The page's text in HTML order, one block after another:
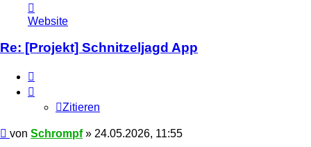
von
Schrompf
Website
Re: [Projekt] Schnitzeljagd App
Zitieren
Beitrag
von Schrompf» 24.05.2026, 11:55